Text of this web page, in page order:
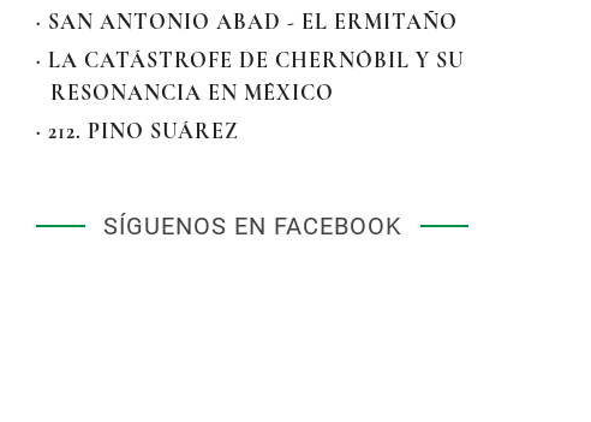
· SAN ANTONIO ABAD - EL ERMITAÑO
· LA CATÁSTROFE DE CHERNÓBIL Y SU
RESONANCIA EN MÉXICO
· 212. PINO SUÁREZ
SÍGUENOS EN FACEBOOK